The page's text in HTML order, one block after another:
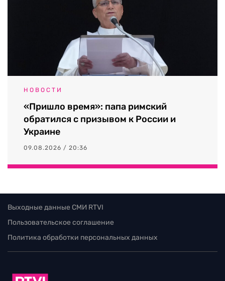
НОВОСТИ
«Пришло время»: папа римский
обратился с призывом к России и
Украине
09.08.2026 / 20:36
Выходные данные СМИ RTVI
Пользовательское соглашение
Политика обработки персональных данных